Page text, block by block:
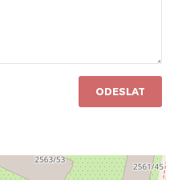
ODESLAT